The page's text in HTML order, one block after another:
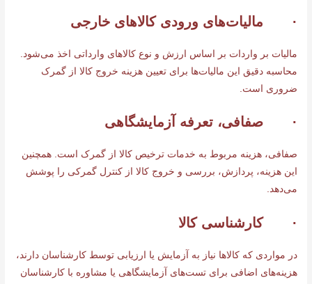
· مالیات‌های ورودی کالاهای خارجی
مالیات بر واردات بر اساس ارزش و نوع کالاهای وارداتی اخذ می‌شود.
محاسبه دقیق این مالیات‌ها برای تعیین هزینه خروج کالا از گمرک
ضروری است.
· صفافی، تعرفه آزمایشگاهی
صفافی، هزینه مربوط به خدمات ترخیص کالا از گمرک است. همچنین
این هزینه، پردازش، بررسی و خروج کالا از کنترل گمرکی را پوشش
می‌دهد.
· کارشناسی کالا
در مواردی که کالاها نیاز به آزمایش یا ارزیابی توسط کارشناسان دارند،
هزینه‌های اضافی برای تست‌های آزمایشگاهی یا مشاوره با کارشناسان